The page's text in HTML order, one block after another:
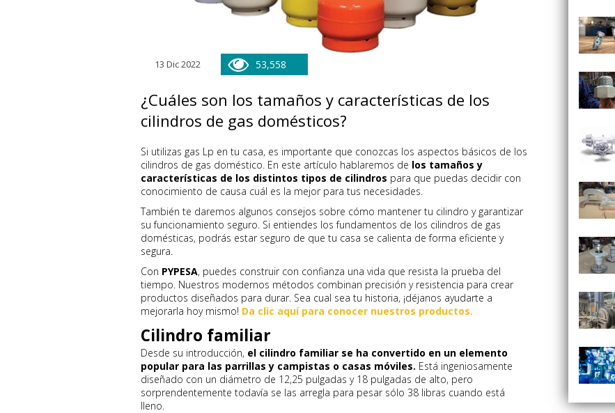
13 Dic 2022 53,558
¿Cuáles son los tamaños y características de los
cilindros de gas domésticos?
Si utilizas gas Lp en tu casa, es importante que conozcas los aspectos básicos de los
cilindros de gas doméstico. En este artículo hablaremos de los tamaños y
características de los distintos tipos de cilindros para que puedas decidir con
conocimiento de causa cuál es la mejor para tus necesidades.
También te daremos algunos consejos sobre cómo mantener tu cilindro y garantizar
su funcionamiento seguro. Si entiendes los fundamentos de los cilindros de gas
domésticas, podrás estar seguro de que tu casa se calienta de forma eficiente y
segura.
Con PYPESA, puedes construir con confianza una vida que resista la prueba del
tiempo. Nuestros modernos métodos combinan precisión y resistencia para crear
productos diseñados para durar. Sea cual sea tu historia, ¡déjanos ayudarte a
mejorarla hoy mismo! Da clic aquí para conocer nuestros productos.
Cilindro familiar
Desde su introducción, el cilindro familiar se ha convertido en un elemento
popular para las parrillas y campistas o casas móviles. Está ingeniosamente
diseñado con un diámetro de 12,25 pulgadas y 18 pulgadas de alto, pero
sorprendentemente todavía se las arregla para pesar sólo 38 libras cuando está
lleno.